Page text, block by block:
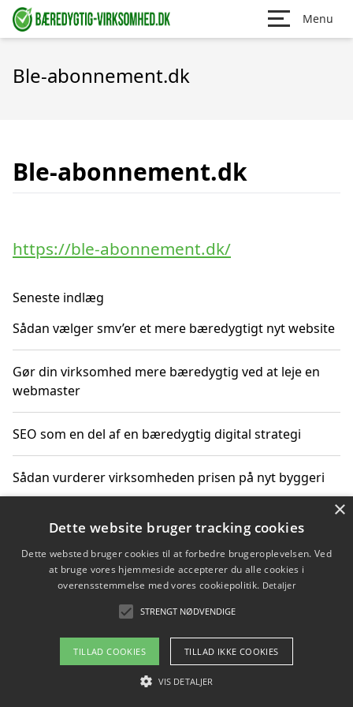
Menu
Ble-abonnement.dk
Ble-abonnement.dk
https://ble-abonnement.dk/
Seneste indlæg
Sådan vælger smv’er et mere bæredygtigt nyt website
Gør din virksomhed mere bæredygtig ved at leje en
webmaster
SEO som en del af en bæredygtig digital strategi
Sådan vurderer virksomheden prisen på nyt byggeri
Sådan får du hjælp til en hjemmeside uden binding
Copyright 2026 - Pilanto Aps
Om / kontakt
Blog Betingelser
×
Dette website bruger tracking cookies
Dette websted bruger cookies til at forbedre brugeroplevelsen. Ved
at bruge vores hjemmeside accepterer du alle cookies i
overensstemmelse med vores cookiepolitik. Detaljer
STRENGT NØDVENDIGE
TILLAD COOKIES TILLAD IKKE COOKIES
VIS DETALJER